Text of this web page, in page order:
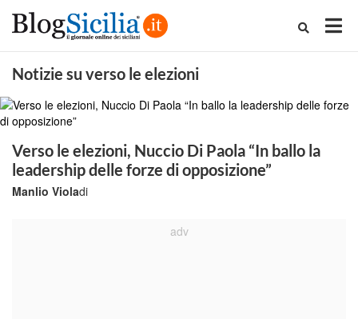
Notizie su verso le elezioni
Verso le elezioni, Nuccio Di Paola “In ballo la
leadership delle forze di opposizione”
di
Manlio Viola